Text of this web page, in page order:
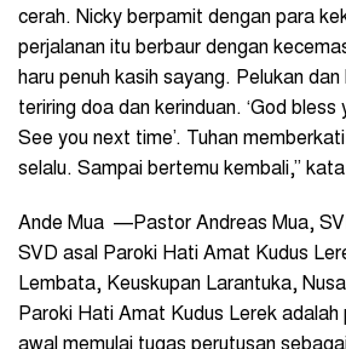
cerah. Nicky berpamit dengan para
perjalanan itu berbaur dengan
haru penuh kasih sayang. Pelukan
teriring doa dan kerinduan. ‘God
See you next time’. Tuhan
selalu. Sampai bertemu kembali,”
Ande Mua —Pastor Andreas Mua,
SVD asal Paroki Hati Amat Kudus
Lembata, Keuskupan Larantuka,
Paroki Hati Amat Kudus Lerek adalah